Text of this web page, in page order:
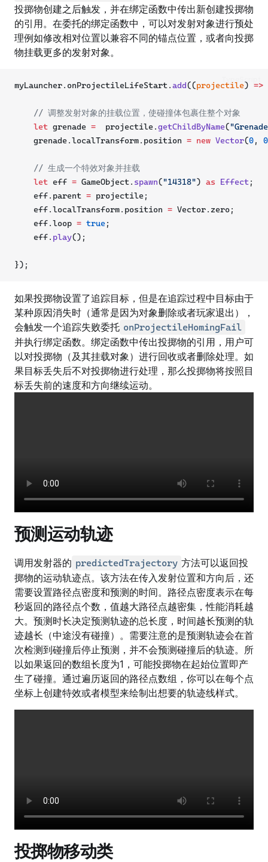
投掷物创建之后触发，并在绑定函数中传出新创建投掷物
的引用。在委托的绑定函数中，可以对发射对象进行预处
理例如修改相对位置以兼容不同的锚点位置，或者向投掷
物挂载更多的发射对象。
TypeScript
myLauncher.onProjectileLifeStart.add((projectile) =>
// 调整发射对象的挂载位置，使碰撞体包裹住整个对象
let grenade =
  projectile.
getChildByName(
    grenade.localTransform.position
= new Vector(0, 0
// 生成一个特效对象并挂载
let eff = GameObject. spawn("14318") as Effect ;
    eff.parent
= projectile;
    eff.localTransform.position
= Vector.zero;
    eff.loop
= true;
    eff.
play();
});
如果投掷物设置了追踪目标，但是在追踪过程中目标由于
某种原因消失时（通常是因为对象删除或者玩家退出），
会触发一个追踪失败委托 onProjectileHomingFail
并执行绑定函数。绑定函数中传出投掷物的引用，用户可
以对投掷物（及其挂载对象）进行回收或者删除处理。如
果目标丢失后不对投掷物进行处理，那么投掷物将按照目
标丢失前的速度和方向继续运动。
预测运动轨迹
调用发射器的 predictedTrajectory 方法可以返回投
掷物的运动轨迹点。该方法在传入发射位置和方向后，还
需要设置路径点密度和预测的时间。路径点密度表示在每
秒返回的路径点个数，值越大路径点越密集，性能消耗越
大。预测时长决定预测轨迹的总长度，时间越长预测的轨
迹越长（中途没有碰撞）。需要注意的是预测轨迹会在首
次检测到碰撞后停止预测，并不会预测碰撞后的轨迹。所
以如果返回的数组长度为1，可能投掷物在起始位置即产
生了碰撞。通过遍历返回的路径点数组，你可以在每个点
坐标上创建特效或者模型来绘制出想要的轨迹线样式。
投掷物移动类